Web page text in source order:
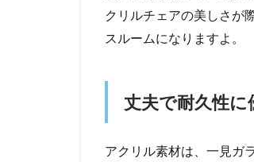
クリルチェアの美しさが
スルームになりますよ。
丈夫で耐久性
アクリル素材は、一見ガ